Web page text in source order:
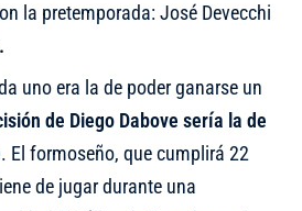
la pretemporada: José Devecchi
uno era la de poder ganarse un
de Diego Dabove sería la de
. El formoseño, que cumplirá 22
de jugar durante una